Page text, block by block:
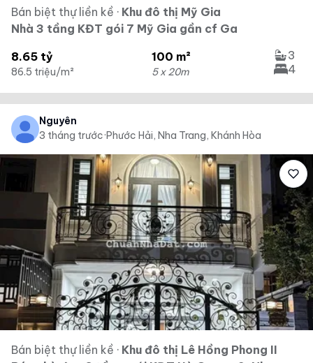
Bán biệt thự liền kề · Khu đô thị Mỹ Gia
Nhà 3 tầng KĐT gói 7 Mỹ Gia gần cf Ga
8.65 tỷ
86.5 triệu/m²
100 m²
5 x 20m
3
4
Nguyên
3 tháng trước·Phước Hải, Nha Trang, Khánh Hòa
Bán biệt thự liền kề · Khu đô thị Lê Hồng Phong II